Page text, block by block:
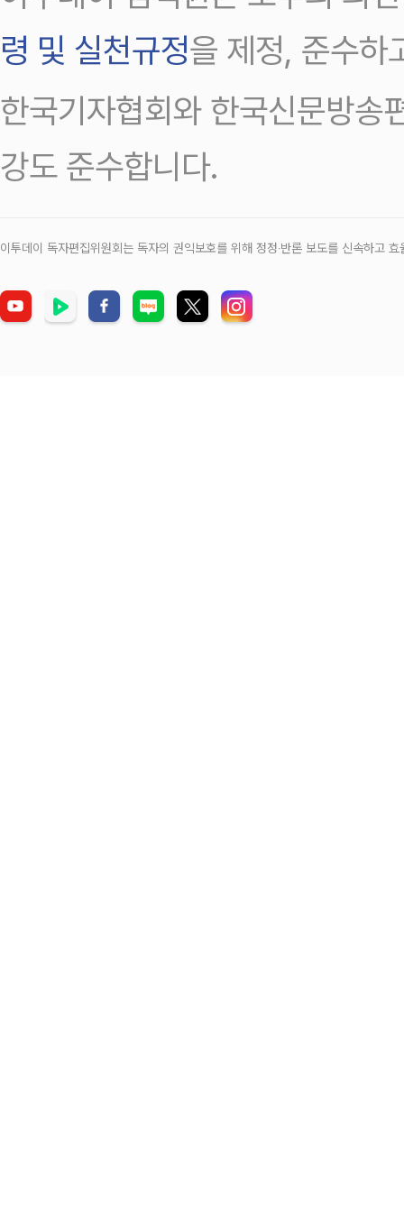
령 및 실천규정을 제정, 준수하
한국기자협회와 한국신문방송
강도 준수합니다.
이투데이 독자편집위원회는 독자의 권익보호를 위해 정정‧반론 보도를 신속하고